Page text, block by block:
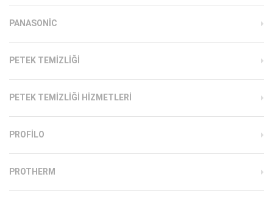
PANASONIC
PETEK TEMIZLIĞI
PETEK TEMIZLIĞI HIZMETLERI
PROFILO
PROTHERM